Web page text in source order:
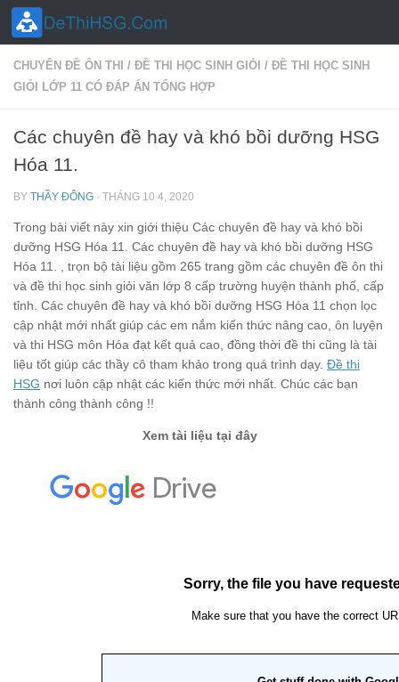
Skip to content
CHUYÊN ĐỀ ÔN THI / ĐỀ THI HỌC SINH GIỎI / ĐỀ THI HỌC SINH
GIỎI LỚP 11 CÓ ĐÁP ÁN TỔNG HỢP
Các chuyên đề hay và khó bồi dưỡng HSG
Hóa 11.
BY THẦY ĐÔNG · THÁNG 10 4, 2020
Trong bài viết này xin giới thiệu Các chuyên đề hay và khó bồi
dưỡng HSG Hóa 11. Các chuyên đề hay và khó bồi dưỡng HSG
Hóa 11. , trọn bộ tài liệu gồm 265 trang gồm các chuyên đề ôn thi
và đề thi học sinh giỏi văn lớp 8 cấp trường huyện thành phố, cấp
tỉnh. Các chuyên đề hay và khó bồi dưỡng HSG Hóa 11 chọn lọc
cập nhật mới nhất giúp các em nắm kiến thức nâng cao, ôn luyện
và thi HSG môn Hóa đạt kết quả cao, đồng thời đề thi cũng là tài
liệu tốt giúp các thầy cô tham khảo trong quá trình dạy. Đề thi
HSG nơi luôn cập nhật các kiến thức mới nhất. Chúc các bạn
thành công thành công !!
Xem tài liệu tại đây